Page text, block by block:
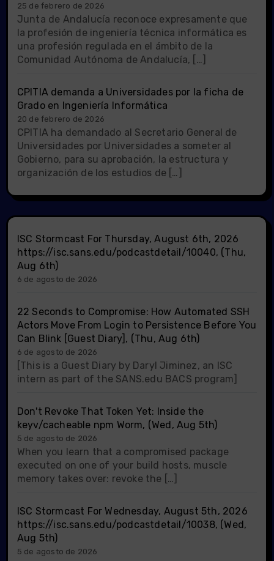
25 de febrero de 2026
Junta de Andalucía reconoce expresamente que
la profesión de ingeniería técnica informática es
una profesión regulada en el ámbito de la
Comunidad Autónoma de Andalucía, […]
CPITIA demanda a Universidades por la ficha de
Grado en Ingeniería Informática
20 de febrero de 2026
CPITIA ha demandado al Secretario General de
Universidades por Universidades a someter al
Gobierno, para su aprobación, la estructura y
organización de los estudios de […]
ISC Stormcast For Thursday, August 6th, 2026
https://isc.sans.edu/podcastdetail/10040, (Thu,
Aug 6th)
6 de agosto de 2026
22 Seconds to Compromise: How Automated SSH
Actors Move From Login to Persistence Before You
Can Blink [Guest Diary], (Thu, Aug 6th)
6 de agosto de 2026
[This is a Guest Diary by Daryl Jiminez, an ISC
intern as part of the SANS.edu BACS program]
Don't Revoke That Token Yet: Inside the
keyv/cacheable npm Worm, (Wed, Aug 5th)
5 de agosto de 2026
When you learn that a compromised package
executed on one of your build hosts, muscle
memory takes over: revoke the […]
ISC Stormcast For Wednesday, August 5th, 2026
https://isc.sans.edu/podcastdetail/10038, (Wed,
Aug 5th)
5 de agosto de 2026